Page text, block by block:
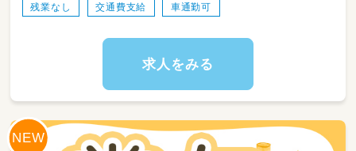
17：00～ご自宅まで送迎
9：00～ご自宅にお迎え
12：00～昼食
13：00～日中活動
残業なし 交通費支給 車通勤可
求人をみる